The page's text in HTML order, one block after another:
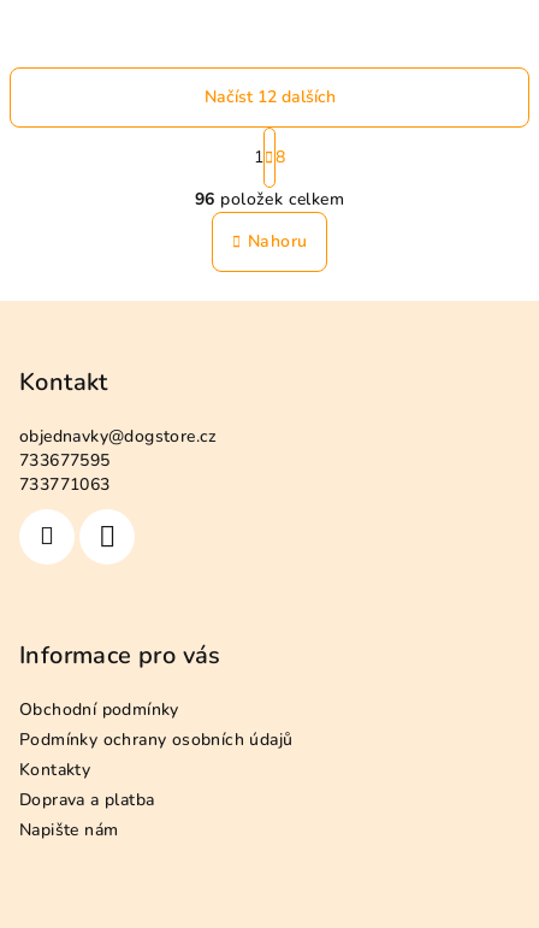
O
v
l
á
d
Načíst 12 dalších
S
t
r
á
n
k
o
v
1 8
96 položek celkem
Nahoru
Kontakt
objednavky@dogstore.cz
733677595
733771063
Informace pro vás
Obchodní podmínky
Podmínky ochrany osobních údajů
Kontakty
Doprava a platba
Napište nám